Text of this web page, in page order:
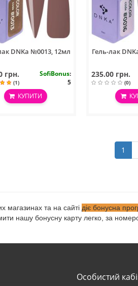
DNKa №0013, 12мл
грн.
(1)
SofiBonus:
5
КУПИТИ
Гель-лак
235.00 грн.
(0)
1
магазинах та на сайті діє бонусна
нашу бонусну карту легко, за
Особистий